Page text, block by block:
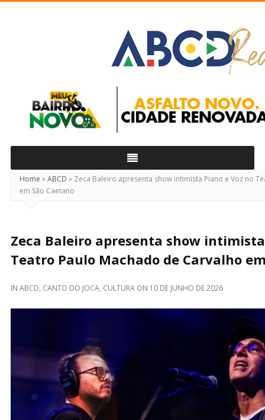
Real
Home »ABCD » Zeca Baleiro apresenta show intimista Piano e Voz no
em São Caetano
Zeca Baleiro apresenta show
Teatro Paulo Machado de Carvalho
IN ABCD, CANTO DO JOCA, CULTURA ON 10 DE JUNHO DE 2026